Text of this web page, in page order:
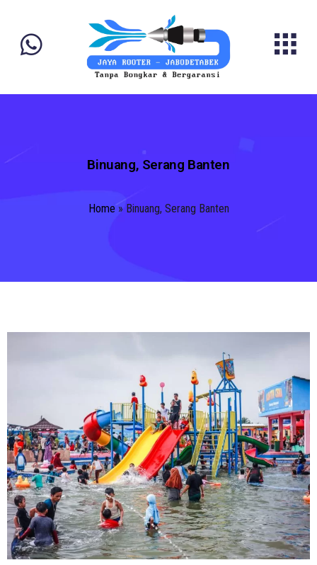
Binuang, Serang Banten
Home » Binuang, Serang Banten